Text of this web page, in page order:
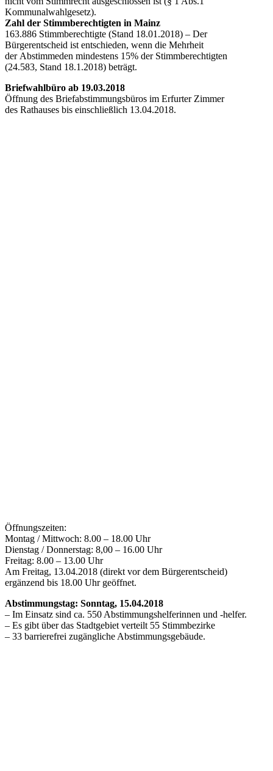
Kommunalwahlgesetz).
Zahl der Stimmberechtigten in Mainz
163.886 Stimmberechtigte (Stand 18.01.2018) – Der
Bürgerentscheid ist entschieden, wenn die Mehrheit
der Abstimmeden mindestens 15% der Stimmberechtigten
(24.583, Stand 18.1.2018) beträgt.
Briefwahlbüro ab 19.03.2018
Öffnung des Briefabstimmungsbüros im Erfurter Zimmer
des Rathauses bis einschließlich 13.04.2018.
Öffnungszeiten:
Montag / Mittwoch: 8.00 – 18.00 Uhr
Dienstag / Donnerstag: 8,00 – 16.00 Uhr
Freitag: 8.00 – 13.00 Uhr
Am Freitag, 13.04.2018 (direkt vor dem Bürgerentscheid)
ergänzend bis 18.00 Uhr geöffnet.
Abstimmungstag: Sonntag, 15.04.2018
– Im Einsatz sind ca. 550 Abstimmungshelferinnen und -helfer.
– Es gibt über das Stadtgebiet verteilt 55 Stimmbezirke
– 33 barrierefrei zugängliche Abstimmungsgebäude.